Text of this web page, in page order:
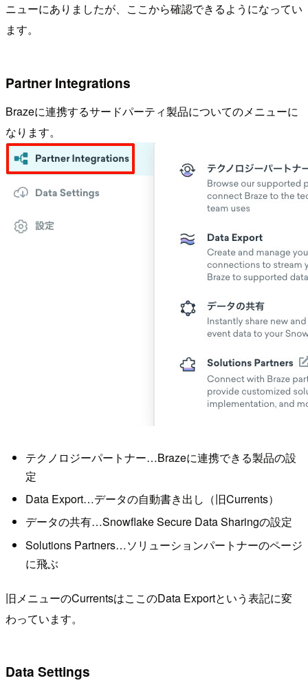
ニューにありましたが、ここから確認できるようになってい
ます。
Partner Integrations
Brazeに連携するサードパーティ製品についてのメニューに
なります。
テクノロジーパートナー…Brazeに連携できる製品の設
定
Data Export…データの自動書き出し（旧Currents）
データの共有…Snowflake Secure Data Sharingの設定
Solutions Partners…ソリューションパートナーのページ
に飛ぶ
旧メニューのCurrentsはここのData Exportという表記に変
わっています。
Data Settings